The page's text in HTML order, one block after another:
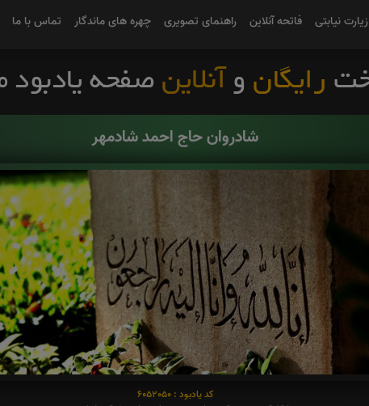
زیارت نیابتی فاتحه آنلاین راهنمای تصویری چهره های ماندگار تماس با ما
شادروان حاج احمد شادمهر
کد یادبود : 6052050